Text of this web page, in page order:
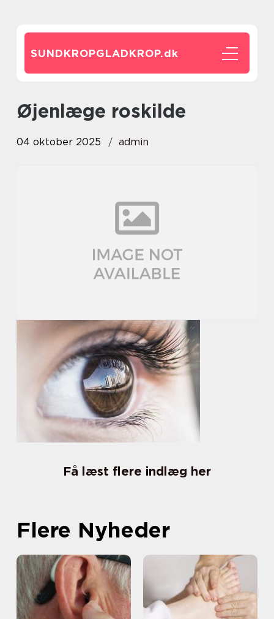
SUNDKROPGLADKROP.dk
øjenlæge roskilde
04 oktober 2025 admin
Få læst flere indlæg her
Flere Nyheder